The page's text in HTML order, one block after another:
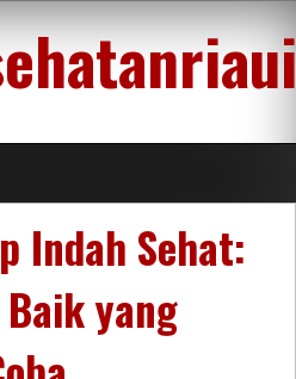
Indah Sehat:
yang